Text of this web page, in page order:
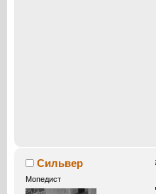
Сильвер
Мопедист